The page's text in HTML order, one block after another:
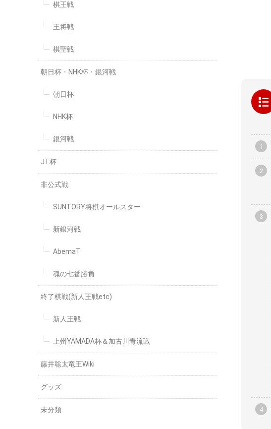
棋王戦
王将戦
棋聖戦
朝日杯・NHK杯・銀河戦
朝日杯
NHK杯
銀河戦
JT杯
非公式戦
SUNTORY将棋オールスター
新銀河戦
AbemaT
魂の七番勝負
終了棋戦(新人王戦etc)
新人王戦
上州YAMADA杯＆加古川青流戦
藤井聡太竜王Wiki
グッズ
未分類